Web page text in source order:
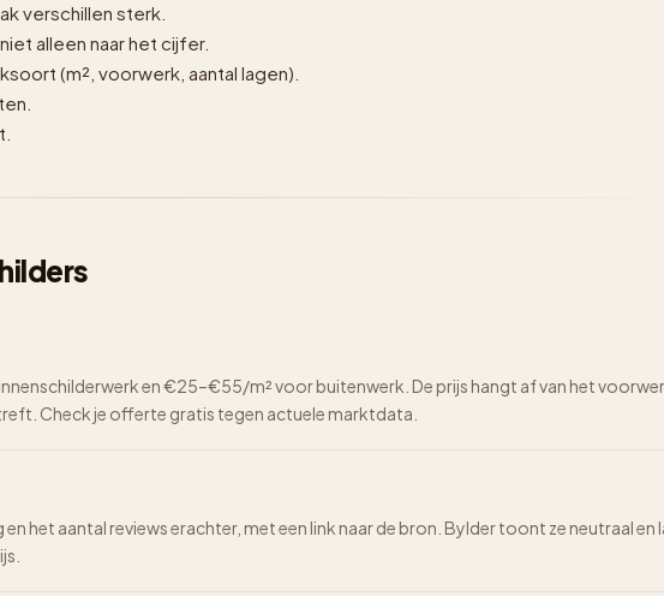
verschillen sterk.
alleen naar het cijfer.
(m², voorwerk, aantal lagen).
en €25–€55/m² voor buitenwerk. De prijs hangt af van het
Check je offerte gratis tegen actuele marktdata.
het aantal reviews erachter, met een link naar de bron. Bylder toont ze neutraal en